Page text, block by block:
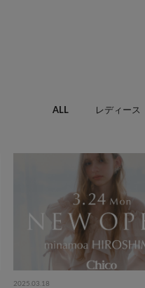
ALL レディース
2025.03.18